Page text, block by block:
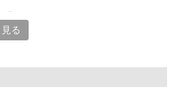
ること、前向きに仕事へ取り
対応いただける方は、ご紹介
る